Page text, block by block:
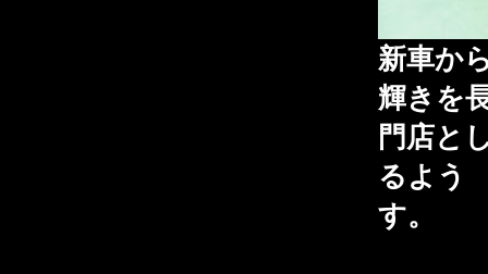
新車か
輝きを
門店と
るよう
す。